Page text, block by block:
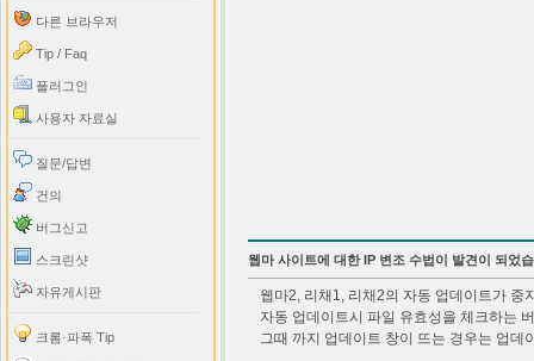
다른 브라우저
Tip / Faq
플러그인
사용자 자료실
질문/답변
건의
버그신고
스크린샷
자유게시판
크롬·파폭 Tip
웹마 사이트에 대한 IP 변조 수법이 발견이 되었
웹마2, 리채1, 리채2의 자동 업데이트가 중
자동 업데이트시 파일 유효성을 체크하는
그때 까지 업데이트 창이 뜨는 경우는 업